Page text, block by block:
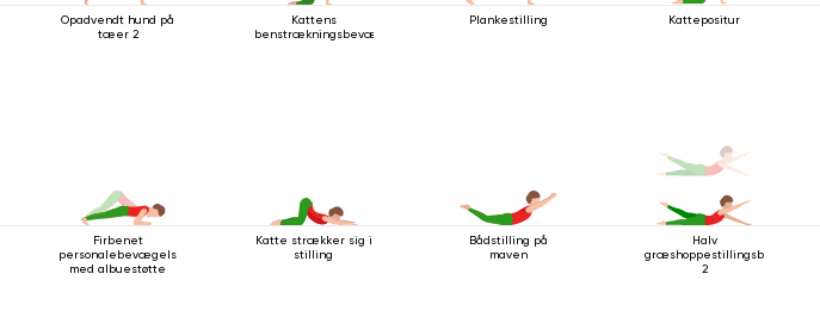
Opadvendt hund på
tæer 2
Kattens
benstrækningsbevægelse
Plankestilling Kattepositur
Firbenet
personalebevægelse
med albuestøtte
Katte strækker sig i
stilling
Bådstilling på
maven
Halv
græshoppestillingsbevægelse
2